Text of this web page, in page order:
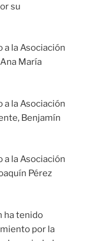
su
la Asociación
María
la Asociación
Benjamín
la Asociación
Pérez
ha tenido
por la